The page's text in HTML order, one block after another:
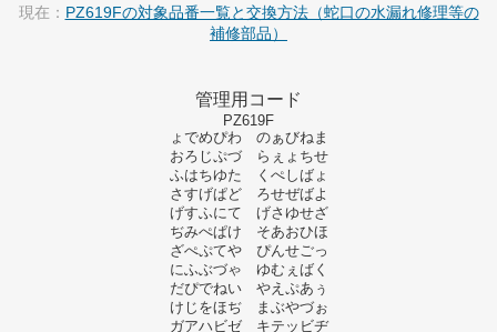
現在： PZ619Fの対象品番一覧と交換方法（蛇口の水漏れ修理等の
補修部品）
管理用コード
PZ619F
ょでめぴわ のぁびねま
おろじぷづ らぇょちせ
ふはちゆた くぺしばょ
さすげぱど ろせぜばよ
げすふにて げさゆせざ
ぢみぺぱけ そあおひほ
ざぺぷてや ぴんせごっ
にふぶづゃ ゆむぇばく
だぴでねい やえぷあぅ
けじをほぢ まぶやづぉ
ガアハビゼ キテッビヂ